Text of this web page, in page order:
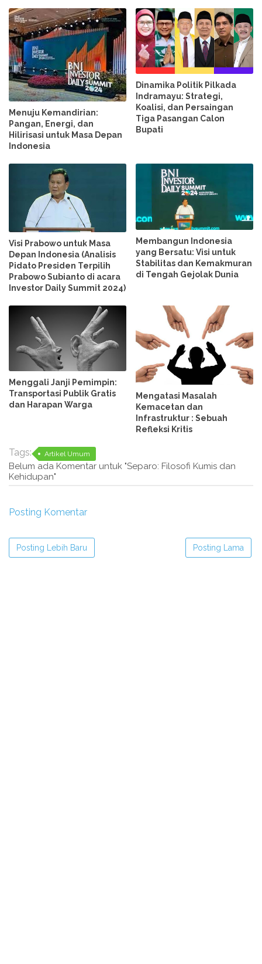
Menuju Kemandirian:
Pangan, Energi, dan
Hilirisasi untuk Masa Depan
Indonesia
Dinamika Politik Pilkada
Indramayu: Strategi,
Koalisi, dan Persaingan
Tiga Pasangan Calon
Bupati
Visi Prabowo untuk Masa
Depan Indonesia (Analisis
Pidato Presiden Terpilih
Prabowo Subianto di acara
Investor Daily Summit 2024)
Membangun Indonesia
yang Bersatu: Visi untuk
Stabilitas dan Kemakmuran
di Tengah Gejolak Dunia
Menggali Janji Pemimpin:
Transportasi Publik Gratis
dan Harapan Warga
Mengatasi Masalah
Kemacetan dan
Infrastruktur : Sebuah
Refleksi Kritis
Tags: Artikel Umum
Belum ada Komentar untuk "Separo: Filosofi Kumis dan
Kehidupan"
Posting Komentar
Posting Lebih Baru Posting Lama